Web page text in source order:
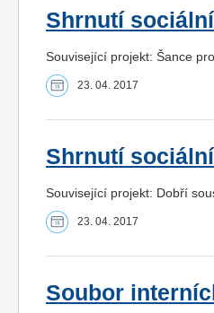
Shrnutí
Související projekt: Šance
23. 04. 2017
Shrnutí
Související projekt: Dobří
23. 04. 2017
Soubor